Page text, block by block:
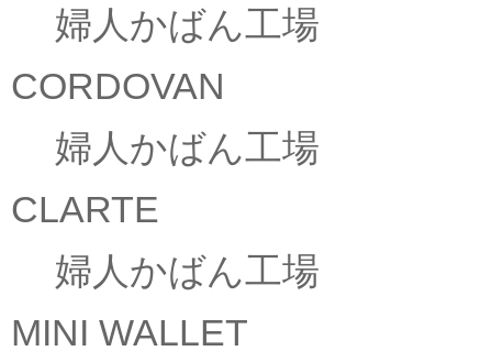
婦人かばん工場
CORDOVAN
婦人かばん工場
CLARTE
婦人かばん工場
MINI WALLET